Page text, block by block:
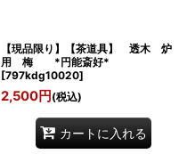
【現品限り】【茶道具】 透木 炉
用 梅 *円能斎好*
[797kdg10020]
2,500円 (税込)
カートに入れる